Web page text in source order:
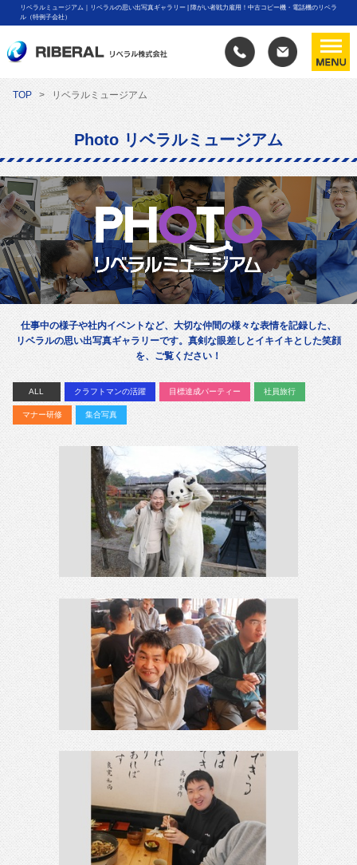
リベラルミュージアム｜リベラルの思い出写真ギャラリー | 障がい者戦力雇用！中古コピー機・電話機のリベラ
ル（特例子会社）
TOP リベラルミュージアム
Photo リベラルミュージアム
仕事中の様子や社内イベントなど、大切な仲間の様々な表情を記録した、
リベラルの思い出写真ギャラリーです。真剣な眼差しとイキイキとした笑顔
を、ご覧ください！
ALL クラフトマンの活躍 目標達成パーティー 社員旅行
マナー研修 集合写真